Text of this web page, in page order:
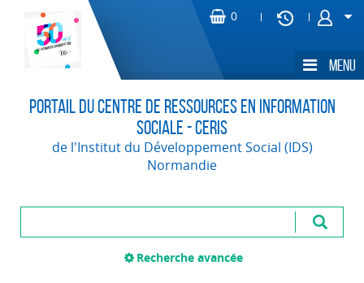
Portail du Centre de Ressources en Information
Sociale - CERIS
de l'Institut du Développement Social (IDS)
Normandie
Recherche avancée